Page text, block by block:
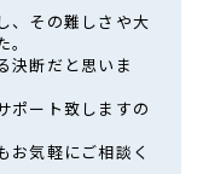
、その難しさや大
決断だと思いま
ポート致しますの
お気軽にご相談く